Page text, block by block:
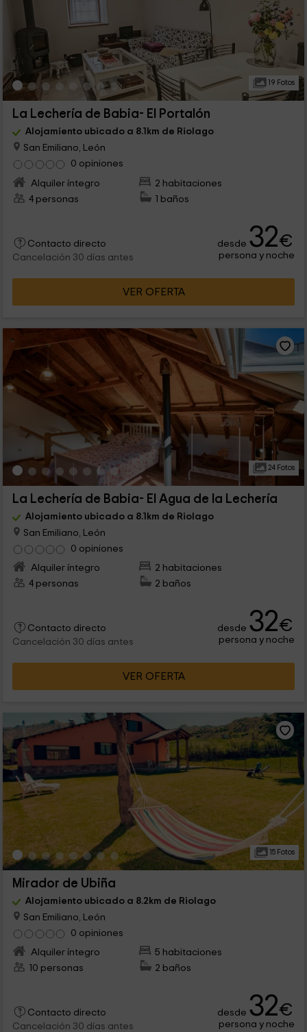
19 Fotos
La Lechería de Babia- El Portalón
Alojamiento ubicado a 8.1km de Riolago
San Emiliano, León
0 opiniones
Alquiler íntegro
2 habitaciones
4 personas
1 baños
Contacto directo
Cancelación 30 días antes
desde 32€
persona y noche
VER OFERTA
24 Fotos
La Lechería de Babia- El Agua de la Lechería
Alojamiento ubicado a 8.1km de Riolago
San Emiliano, León
0 opiniones
Alquiler íntegro
2 habitaciones
4 personas
2 baños
Contacto directo
Cancelación 30 días antes
desde 32€
persona y noche
VER OFERTA
15 Fotos
Mirador de Ubiña
Alojamiento ubicado a 8.2km de Riolago
San Emiliano, León
0 opiniones
Alquiler íntegro
5 habitaciones
10 personas
2 baños
Contacto directo
Cancelación 30 días antes
desde 32€
persona y noche